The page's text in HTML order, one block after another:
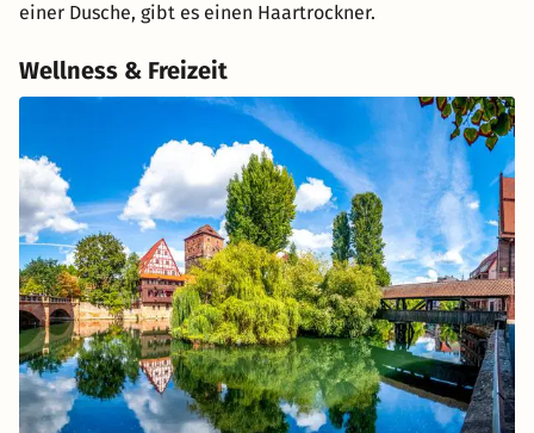
einer Dusche, gibt es einen Haartrockner.
Wellness & Freizeit